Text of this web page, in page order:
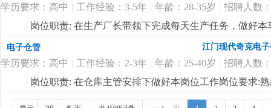
学历要求：高中 | 工作经验：3-5年 | 年龄：28-35岁 | 招聘人数
岗位职责: 在生产厂长带领下完成每天生产任务，做好
懂驱动贴片机和插件机操作3.包吃包住，试用期后买社
电子仓管 江门现代奇克电
学历要求：高中 | 工作经验：2-3年 | 年龄：25-40岁 | 招聘人数
岗位职责: 在仓库主管安排下做好本岗位工作岗位要求:
是一家专业生产led照明企业，产品主要是筒灯 天花灯